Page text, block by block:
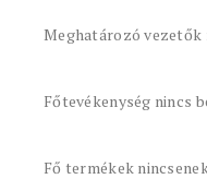
Meghatározó
Főtevékenység nincs
Fő termékek